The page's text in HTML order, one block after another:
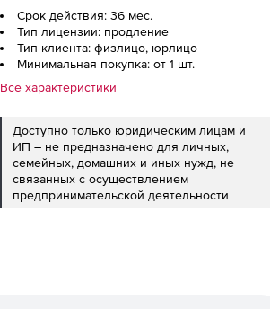
Срок действия: 36 мес.
Тип лицензии: продление
Тип клиента: физлицо, юрлицо
Минимальная покупка: от 1 шт.
Все характеристики
Доступно только юридическим лицам и
ИП – не предназначено для личных,
семейных, домашних и иных нужд, не
связанных с осуществлением
предпринимательской деятельности